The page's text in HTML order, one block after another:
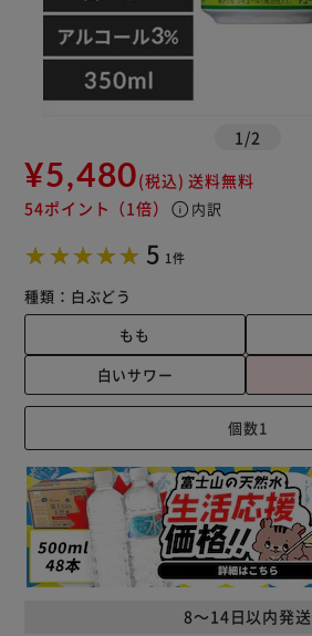
1 /2
¥5,480(税込) 送料無料
54ポイント （1倍） info 内訳
5 1件
種類： 白ぶどう
もも
白いサワー
8～14日以内発送